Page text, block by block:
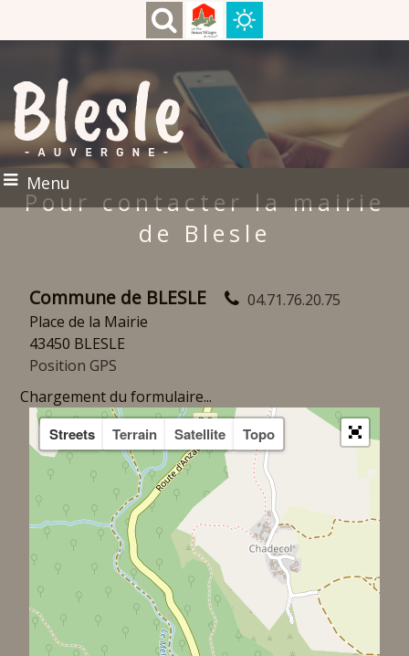
Menu
Pour contacter la mairie
de Blesle
Commune de BLESLE
Place de la Mairie
43450 BLESLE
Position GPS
04.71.76.20.75
Chargement du formulaire...
Streets
Terrain Satellite Topo